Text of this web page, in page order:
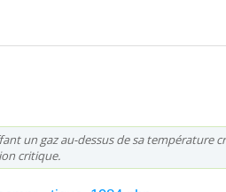
un gaz au-dessus de sa température
critique.